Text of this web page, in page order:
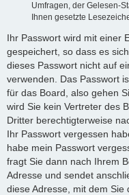
Umfragen, der Gelesen-
Ihnen gesetzte
Ihr Passwort wird mit einer
gespeichert, so dass es
dieses Passwort nicht auf
verwenden. Das Passwort
für das Board, also gehen
wird Sie kein Vertreter des
Dritter berechtigterweise
Ihr Passwort vergessen
habe mein Passwort
fragt Sie dann nach Ihrem
Adresse und sendet
diese Adresse, mit dem Sie